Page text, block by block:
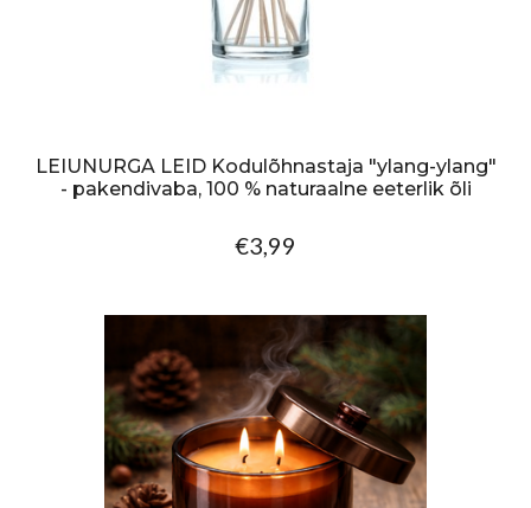
LEIUNURGA LEID Kodulõhnastaja "ylang-ylang"
- pakendivaba, 100 % naturaalne eeterlik õli
€3,99